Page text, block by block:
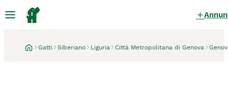
Gatti Siberiano Liguria Città Metropolitana di Genova